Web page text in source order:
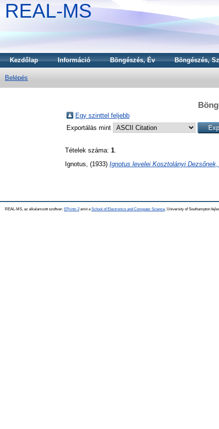
REAL-MS
Kezdőlap Információ Böngészés, Év Böngészés,
Belépés
Egy szinttel feljebb
Exportálás mint
Tételek száma: 1
Ignotus, (1933) Ignotus levelei Kosztolányi
REAL-MS, az alkalamzott szoftver: EPrints 3amit a School of Electronics and Computer Science , University of Southampton